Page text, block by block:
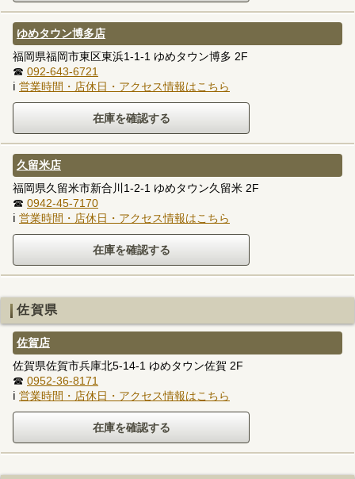
ゆめタウン博多店
福岡県福岡市東区東浜1-1-1 ゆめタウン博多 2F
☎ 092-643-6721
ℹ 営業時間・店休日・アクセス情報はこちら
久留米店
福岡県久留米市新合川1-2-1 ゆめタウン久留米 2F
☎ 0942-45-7170
ℹ 営業時間・店休日・アクセス情報はこちら
佐賀県
佐賀店
佐賀県佐賀市兵庫北5-14-1 ゆめタウン佐賀 2F
☎ 0952-36-8171
ℹ 営業時間・店休日・アクセス情報はこちら